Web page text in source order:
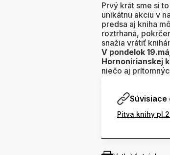
Prvý krát sme si
unikátnu akciu v
predsa aj kniha
roztrhaná,
snažia vrátiť
V pondelok
Hornonirianskej
niečo aj
Súvisiace
Pitva knihy